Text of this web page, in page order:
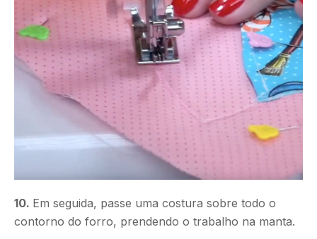
10. Em seguida, passe uma costura sobre todo o
contorno do forro, prendendo o trabalho na manta.